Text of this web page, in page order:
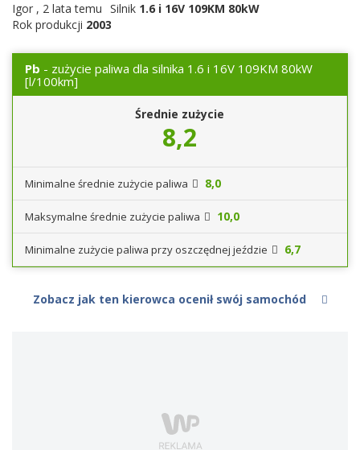
Igor , 2 lata temu Silnik 1.6 i 16V 109KM 80kW
Rok produkcji 2003
Pb - zużycie paliwa dla silnika 1.6 i 16V 109KM 80kW
[l/100km]
Średnie zużycie
8,2
Minimalne średnie zużycie paliwa 8,0
Maksymalne średnie zużycie paliwa 10,0
Minimalne zużycie paliwa przy oszczędnej jeździe 6,7
Zobacz jak ten kierowca ocenił swój samochód